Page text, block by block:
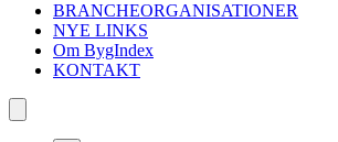
BRANCHEORGANISATIONER
NYE LINKS
Om BygIndex
KONTAKT